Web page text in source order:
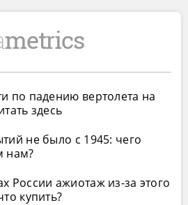
по падению вертолета на
здесь
не было с 1945: чего
нам?
России ажиотаж из-за этого
купить?